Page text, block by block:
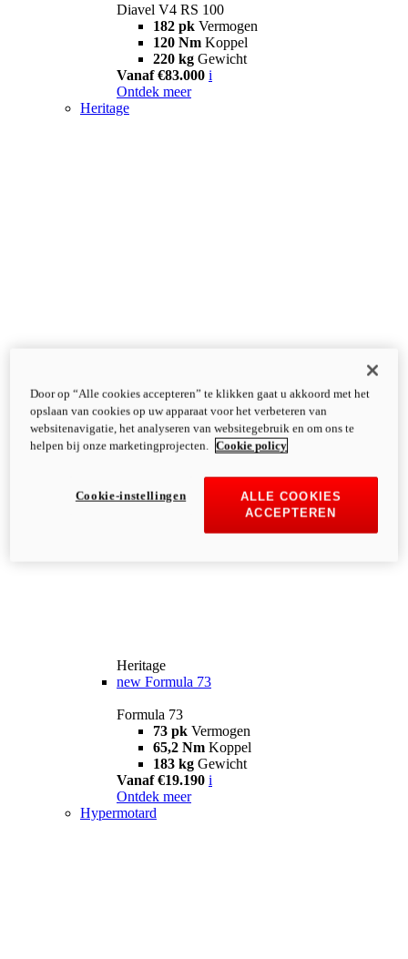
Diavel V4 RS 100
182 pk Vermogen
120 Nm Koppel
220 kg Gewicht
Vanaf €83.000 i
Ontdek meer
Heritage
Heritage
new Formula 73
Formula 73
73 pk Vermogen
65,2 Nm Koppel
183 kg Gewicht
Vanaf €19.190 i
Ontdek meer
Hypermotard
Door op “Alle cookies accepteren” te klikken gaat u akkoord met het
opslaan van cookies op uw apparaat voor het verbeteren van
websitenavigatie, het analyseren van websitegebruik en om ons te
helpen bij onze marketingprojecten.
Cookie policy
ALLE COOKIES
ACCEPTEREN
Cookie-instellingen